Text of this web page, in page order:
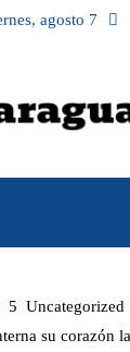
agosto 7
Uncategorized
su corazón